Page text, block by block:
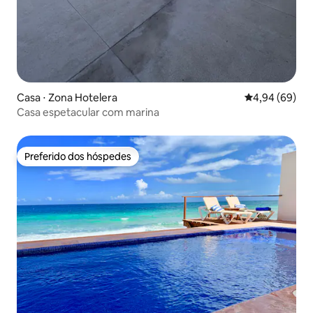
Casa ⋅ Zona Hotelera 4,94 de uma
4,94 (69)
Casa espetacular com marina
Preferido dos hóspedes
Preferido dos hóspedes